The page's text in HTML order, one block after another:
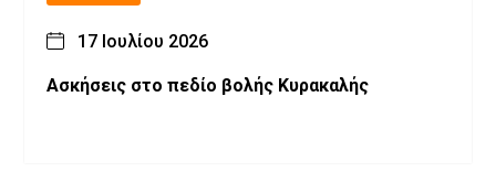
17 Ιουλίου 2026
Ασκήσεις στο πεδίο βολής Κυρακαλής